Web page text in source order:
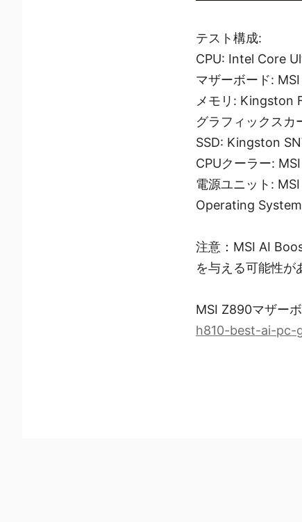
テスト構成:
CPU: Intel Core
マザーボード:
メモリ: Kingston
グラフィックス
SSD: Kingston
CPUクーラー:
電源ユニット:
Operating
注意：MSI AI
を与える可能性が
MSI Z890マザー
h810-best-ai-pc-